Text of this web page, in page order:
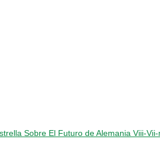
Sobre El Futuro de Alemania Viii-